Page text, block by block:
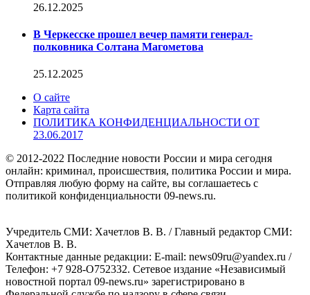
26.12.2025
В Черкесске прошел вечер памяти генерал-
полковника Солтана Магометова
25.12.2025
О сайте
Карта сайта
ПОЛИТИКА КОНФИДЕНЦИАЛЬНОСТИ ОТ
23.06.2017
© 2012-2022 Последние новости России и мира сегодня
онлайн: криминал, происшествия, политика России и мира.
Отправляя любую форму на сайте, вы соглашаетесь с
политикой конфиденциальности 09-news.ru.
Учредитель СМИ: Хaчeтлoв B. B. / Главный редактор СМИ:
Хaчeтлoв B. B.
Контактные данные редакции: E-mail: news09ru@yandex.ru /
Телефон: +7 928-O752332. Сетевое издание «Независимый
новостной портал 09-news.ru» зарегистрировано в